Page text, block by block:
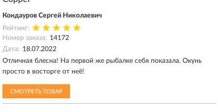
Кондауров Сергей Николаевич
Рейтинг:
Номер заказа: 14172
Дата: 18.07.2022
Отличная блесна! На первой же рыбалке себя показала. Окунь
просто в восторге от неё!
СМОТРЕТЬ ТОВАР